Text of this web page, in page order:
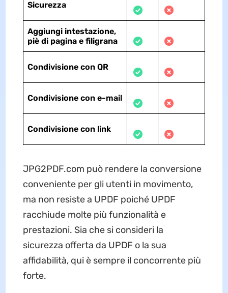
Sicurezza
Aggiungi intestazione,
piè di pagina e filigrana
Condivisione con QR
Condivisione con e-mail
Condivisione con link
JPG2PDF.com può rendere la conversione
conveniente per gli utenti in movimento,
ma non resiste a UPDF poiché UPDF
racchiude molte più funzionalità e
prestazioni. Sia che si consideri la
sicurezza offerta da UPDF o la sua
affidabilità, qui è sempre il concorrente più
forte.